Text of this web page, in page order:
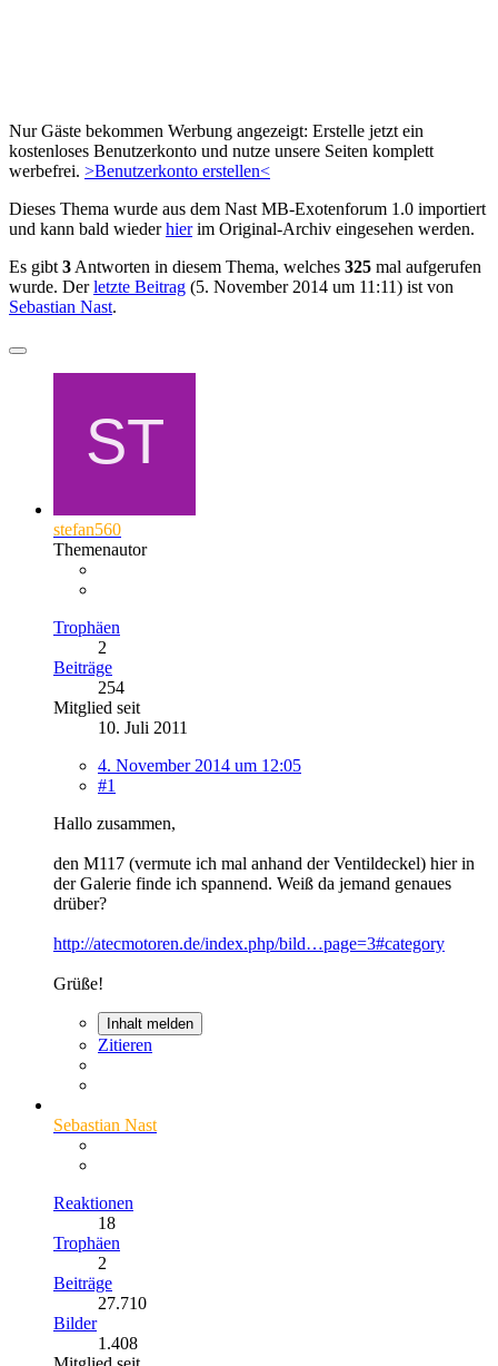
Nur Gäste bekommen Werbung angezeigt: Erstelle jetzt ein
kostenloses Benutzerkonto und nutze unsere Seiten komplett
werbefrei. >Benutzerkonto erstellen<
Dieses Thema wurde aus dem Nast MB-Exotenforum 1.0 importiert
und kann bald wiederhierim Original-Archiv eingesehen werden.
Es gibt 3 Antworten in diesem Thema, welches 325 mal aufgerufen
wurde. Derletzte Beitrag (5. November 2014 um 11:11) ist von
Sebastian Nast.
stefan560
Themenautor
Trophäen
2
Beiträge
254
Mitglied seit
10. Juli 2011
4. November 2014 um 12:05
#1
Hallo zusammen,
den M117 (vermute ich mal anhand der Ventildeckel) hier in
der Galerie finde ich spannend. Weiß da jemand genaues
drüber?
http://atecmotoren.de/index.php/bild…page=3#category
Grüße!
Inhalt melden
Zitieren
Sebastian Nast
Reaktionen
18
Trophäen
2
Beiträge
27.710
Bilder
1.408